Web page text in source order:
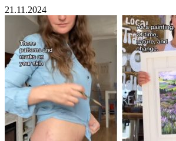
21.11.2024